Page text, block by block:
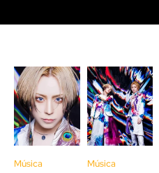
Música Música